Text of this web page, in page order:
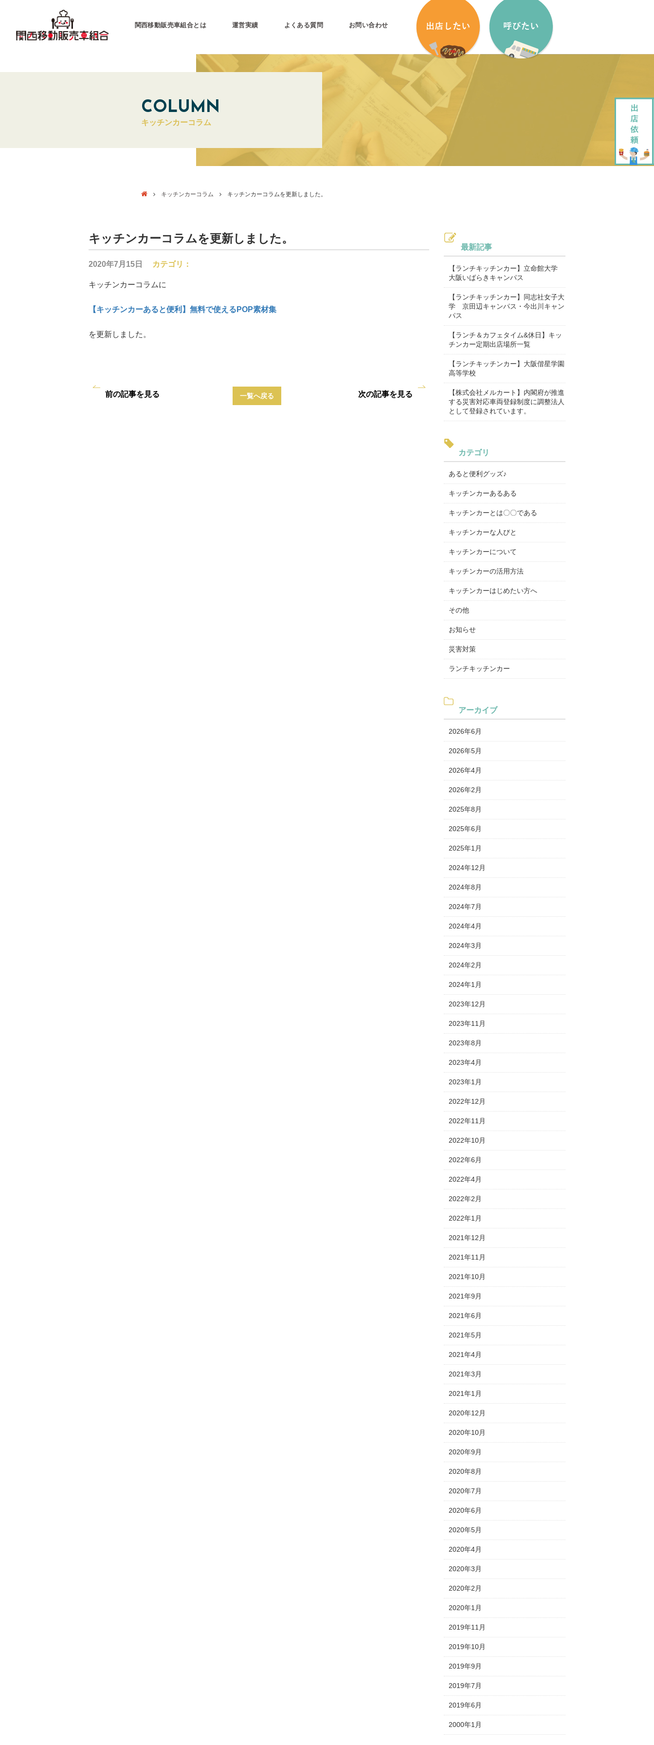
関西移動販売車組合とは
関西移動販売車組合とは
運営会社
キッチンカーグランプリ公式
運営実績 よくある質問 お問い合わせ
加盟方法
加盟申し込みフォーム
キッチンカーをはじめたい方へ
キッチンカー製作・販売
出店依頼方法
企画・運営させていただきます
COLUMN
キッチンカーコラム
キッチンカーコラム キッチンカーコラムを更新しました。
キッチンカーコラムを更新しました。
2020年7月15日 カテゴリ：
キッチンカーコラムに
【キッチンカーあると便利】無料で使えるPOP素材集
を更新しました。
前の記事を見る 一覧へ戻る 次の記事を見る
最新記事
【ランチキッチンカー】立命館大学
大阪いばらきキャンパス
【ランチキッチンカー】同志社女子大
学 京田辺キャンパス・今出川キャン
パス
【ランチ＆カフェタイム&休日】キッ
チンカー定期出店場所一覧
【ランチキッチンカー】大阪偕星学園
高等学校
【株式会社メルカート】内閣府が推進
する災害対応車両登録制度に調整法人
として登録されています。
カテゴリ
あると便利グッズ♪
キッチンカーあるある
キッチンカーとは〇〇である
キッチンカーな人びと
キッチンカーについて
キッチンカーの活用方法
キッチンカーはじめたい方へ
その他
お知らせ
災害対策
ランチキッチンカー
アーカイブ
2026年6月
2026年5月
2026年4月
2026年2月
2025年8月
2025年6月
2025年1月
2024年12月
2024年8月
2024年7月
2024年4月
2024年3月
2024年2月
2024年1月
2023年12月
2023年11月
2023年8月
2023年4月
2023年1月
2022年12月
2022年11月
2022年10月
2022年6月
2022年4月
2022年2月
2022年1月
2021年12月
2021年11月
2021年10月
2021年9月
2021年6月
2021年5月
2021年4月
2021年3月
2021年1月
2020年12月
2020年10月
2020年9月
2020年8月
2020年7月
2020年6月
2020年5月
2020年4月
2020年3月
2020年2月
2020年1月
2019年11月
2019年10月
2019年9月
2019年7月
2019年6月
2000年1月